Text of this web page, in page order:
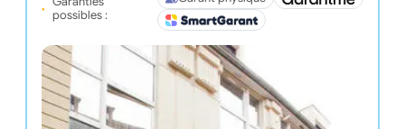
possibles :